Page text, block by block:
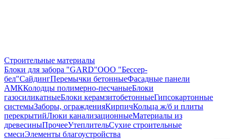
Строительные материалы
Блоки для забора "GARD"ООО "Бессер-
бел"СайдингПеремычки бетонныеФасадные панели
АМККолодцы полимерно-песчаныеБлоки
газосиликатныеБлоки керамзитобетонныеГипсокартонные
системыЗаборы, огражденияКирпичКольца ж/б и плиты
перекрытийЛюки канализационныеМатериалы из
древесиныПрочееУтеплительСухие строительные
смесиЭлементы благоустройства